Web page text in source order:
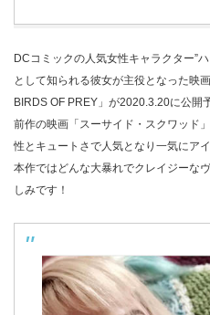
DCコミックの人気女性キャラクター”
として知られる彼女が主役となった映
BIRDS OF PREY」が2020.3.20に公開
前作の映画「スーサイド・スクワッド
性とキュートさで人気となり一気にア
本作ではどんな大暴れでクレイジーな
しみです！